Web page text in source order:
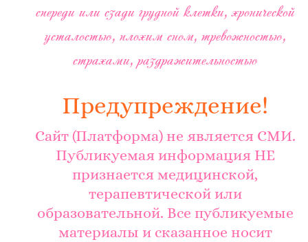
спереди или сзади грудной клетки, хронической
усталостью, плохим сном, тревожностью,
страхами, раздражительностью
Предупреждение!
Сайт (Платформа) не является СМИ.
Публикуемая информация НЕ
признается медицинской,
терапевтической или
образовательной. Все публикуемые
материалы и сказанное носит